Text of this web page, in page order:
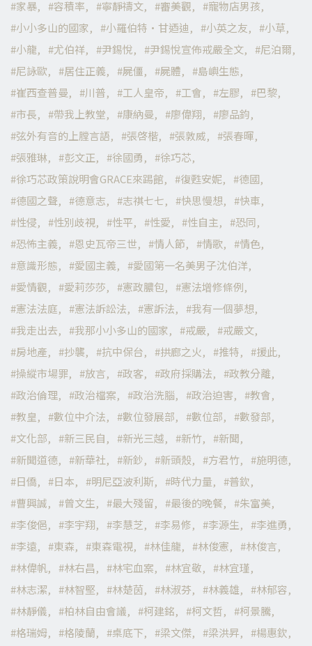
家暴 容積率 寧靜禱文 審美觀
寵物店男孩
小小多山的國家
小羅伯特·甘迺迪 小英之友
小草
小龍
尤伯祥 尹錫悅 尹錫悅宣佈戒嚴全文
尼泊爾
尼詠歐
居住正義 屍僵 屍體
島嶼生態
崔西查普曼
川普 工人皇帝 工會 左膠
巴黎
市長
帶我上教堂 康納曼 廖偉翔
廖品鈞
弦外有音的上膛言語
張啓楷 張敦威
張春暉
張雅琳
彭文正 徐國勇
徐巧芯
徐巧芯政策說明會GRACE來踢館
復甦安妮
德國
德國之聲
德意志 志祺七七 快思慢想
快車
性侵
性別歧視 性平 性愛 性自主
恐同
恐怖主義
恩史瓦帝三世 情人節 情歌
情色
意識形態
愛國主義
愛國第一名美男子沈伯洋
愛情觀
愛莉莎莎 憲政膿包
憲法增修條例
憲法法庭
憲法訴訟法 憲訴法
我有一個夢想
我走出去
我那小小多山的國家 戒嚴
戒嚴文
房地產
抄襲 抗中保台 拱廊之火 推特
援此
操縱市場罪
放言 政客 政府採購法
政教分離
政治倫理
政治檔案 政治洗腦 政治迫害
教會
教皇
數位中介法 數位發展部 數位部
數發部
文化部
新三民自 新光三越 新竹
新聞
新聞道德
新華社 新鈔 新頭殼 方君竹
施明德
日僑
日本 明尼亞波利斯 時代力量
普欽
曹興誠
曾文生 最大殘留 最後的晚餐
朱富美
李俊俋
李宇翔 李慧芝 李易修 李源生
李進勇
李遠
東森 東森電視 林佳龍 林俊憲
林俊言
林偉帆
林右昌 林宅血案 林宜敬
林宜瑾
林志潔
林智堅 林楚茵 林淑芬 林義雄
林郁容
林靜儀
柏林自由會議 柯建銘 柯文哲
柯景騰
格瑞姆
格陵蘭 桌底下 梁文傑 梁洪昇
楊惠欽